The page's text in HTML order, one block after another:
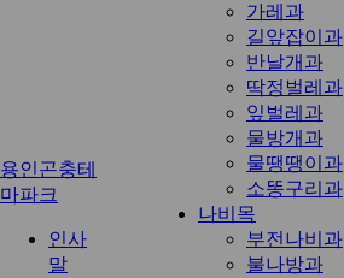
용인곤충테
마파크
인사
말
가레과
길앞잡이과
반날개과
딱정벌레과
잎벌레과
물방개과
물땡땡이과
소똥구리과
나비목
부전나비과
불나방과